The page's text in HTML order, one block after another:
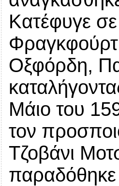
Κατέφυγε
Οξφόρδη,
Μάιο του
τον
Τζοβάνι
παραδόθηκε